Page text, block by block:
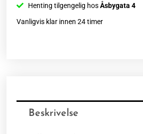
Henting tilgengelig hosÅsbygata 4
Vanligvis klar innen 24 timer
Beskrivelse